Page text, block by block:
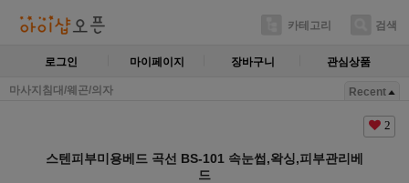
카테고리 검색
로그인 마이페이지 장바구니 관심상품
마사지침대/웨곤/의자 Recent
2
스텐피부미용베드 곡선 BS-101 속눈썹,왁싱,피부관리베
드